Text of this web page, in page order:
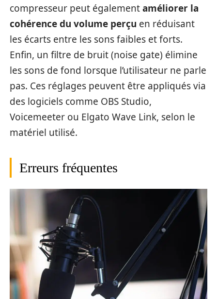
compresseur peut égalementaméliorer la
cohérence du volume perçu en réduisant
les écarts entre les sons faibles et forts.
Enfin, un filtre de bruit (noise gate) élimine
les sons de fond lorsque l’utilisateur ne parle
pas. Ces réglages peuvent être appliqués via
des logiciels comme OBS Studio,
Voicemeeter ou Elgato Wave Link, selon le
matériel utilisé.
Erreurs fréquentes